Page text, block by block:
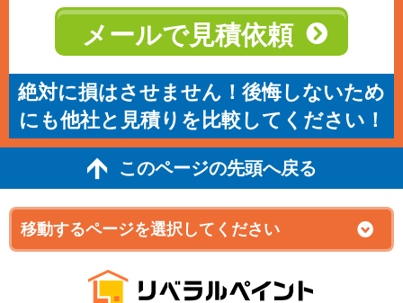
メールで見積依頼
絶対に損はさせません！後悔しないため
にも他社と見積りを比較してください！
このページの先頭へ戻る